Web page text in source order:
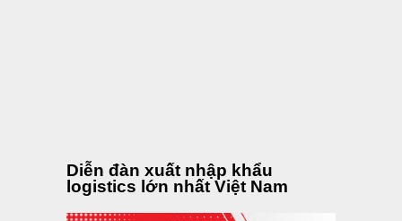
Diễn đàn xuất nhập khẩu
logistics lớn nhất Việt Nam